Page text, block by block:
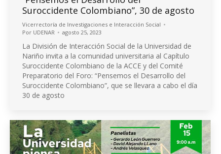
Suroccidente Colombiano”, 30 de agosto
Vicerrectoría de Investigaciones e Interacción Social
Por UDENAR agosto 25, 2023
La División de Interacción Social de la Universidad de
Nariño invita a la comunidad universitaria al Capítulo
Suroccidente Colombiano de la ACCE y del Comité
Preparatorio del Foro: “Pensemos el Desarrollo del
Suroccidente Colombiano”, que se llevara a cabo el día
30 de agosto